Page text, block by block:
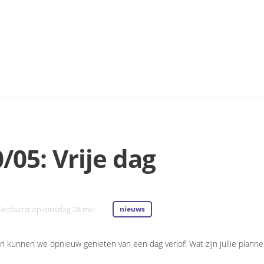
05: Vrije dag
op dinsdag 28 mei nieuws
kunnen we opnieuw genieten van een dag verlof! Wat zijn jullie